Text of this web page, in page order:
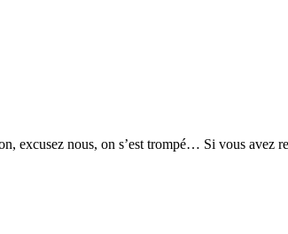
excusez nous, on s’est trompé… Si vous avez